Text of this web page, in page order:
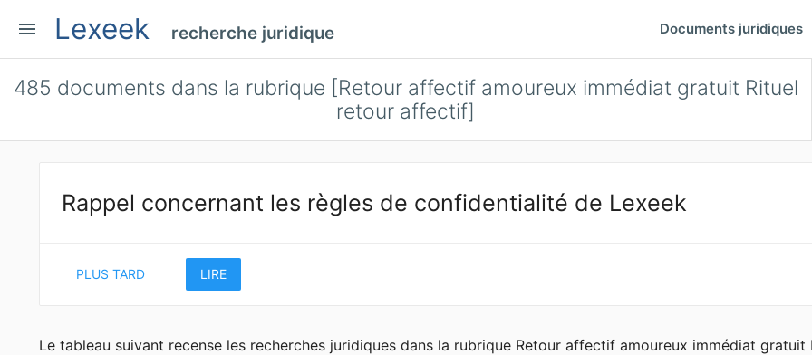
menu Lexeek recherche juridique Documents juridiques
485 documents dans la rubrique [Retour affectif amoureux immédiat gratuit Rituel
retour affectif]
Rappel concernant les règles de confidentialité de Lexeek
PLUS TARD LIRE
Le tableau suivant recense les recherches juridiques dans la rubrique Retour affectif amoureux immédiat gratuit